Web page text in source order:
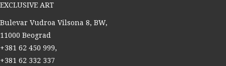
EXCLUSIVE ART
Bulevar Vudroa Vilsona 8, BW,
11000 Beograd
+381 62 450 999,
+381 62 332 337